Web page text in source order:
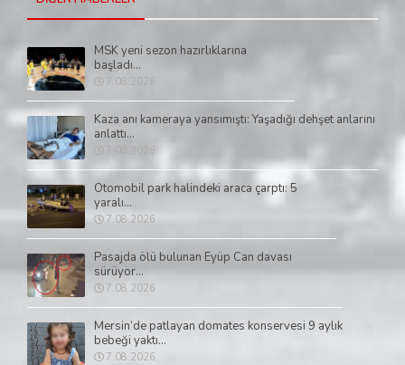
MSK yeni sezon hazırlıklarına
başladı...
7.08.2026
Kaza anı kameraya yansımıştı: Yaşadığı dehşet anlarını
anlattı...
Otomobil park halindeki araca çarptı: 5
yaralı...
7.08.2026
Pasajda ölü bulunan Eyüp Can davası
sürüyor...
7.08.2026
Mersin’de patlayan domates konservesi 9 aylık
bebeği yaktı...
7.08.2026